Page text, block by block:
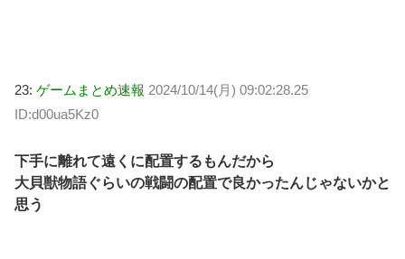
23: ゲームまとめ速報 2024/10/14(月) 09:02:28.25
ID:d00ua5Kz0
下手に離れて遠くに配置するもんだから
大貝獣物語ぐらいの戦闘の配置で良かったんじゃないかと
思う